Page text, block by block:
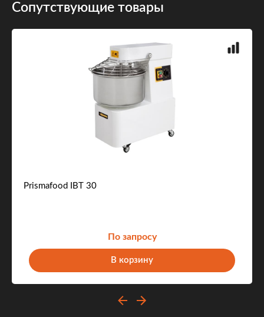
Сопутствующие товары
Prismafood IBT 30
По запросу
В корзину